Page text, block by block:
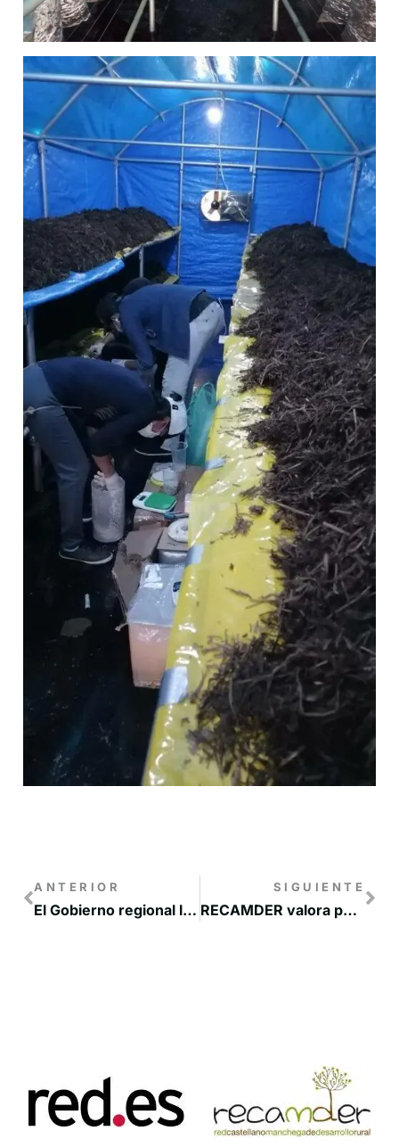
ANTERIOR
El Gobierno regional llevará el anteproyecto de Ley de medidas contra la Despoblación a las Cortes de Castilla-La Mancha en el mes de abril
SIGUIENTE
RECAMDER valora positivamente el anuncio de una línea de ayudas para la incorporación de emprendedores al medio rural